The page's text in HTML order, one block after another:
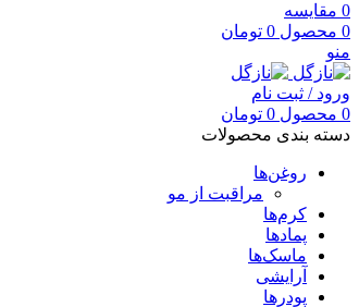
0 مقایسه
0 محصول 0 تومان
منو
ورود / ثبت نام
0 محصول 0 تومان
دسته بندی محصولات
روغن‌ها
مراقبت از مو
کرم‌ها
پمادها
ماسک‌ها
آرایشی
پودرها